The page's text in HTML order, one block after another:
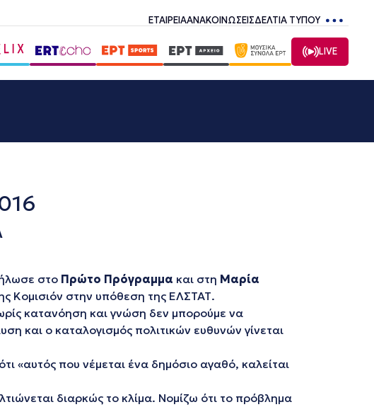
ΕΤΑΙΡΕΙΑΑΝΑΚΟΙΝΩΣΕΙΣΔΕΛΤΙΑ ΤΥΠΟΥ
LIVE
στο Πρώτο Πρόγραμμα και στη Μαρία
Κομισιόν στην υπόθεση της ΕΛΣΤΑΤ.
κατανόηση και γνώση δεν μπορούμε να
και ο καταλογισμός πολιτικών ευθυνών γίνεται
που νέμεται ένα δημόσιο αγαθό, καλείται
διαρκώς το κλίμα. Νομίζω ότι το πρόβλημα